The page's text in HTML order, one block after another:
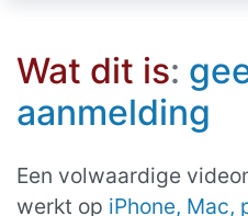
Wat dit is:
aanmelding
Een volwaardige
werkt op iPhone, Mac,